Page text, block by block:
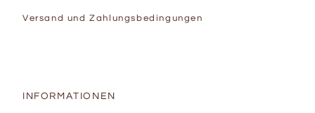
Versand und Zahlungsbedingungen
INFORMATIONEN